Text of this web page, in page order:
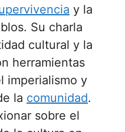
y la
Su charla
cultural y la
herramientas
imperialismo y
la comunidad.
sobre el